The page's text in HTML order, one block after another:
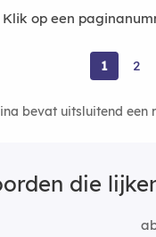
Klik op een
1 2
bevat uitsluitend
die